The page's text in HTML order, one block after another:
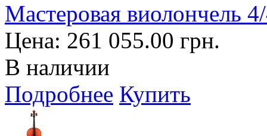
Мастеровая виолончель
Цена: 261 055.00 грн.
В наличии
Подробнее Купить